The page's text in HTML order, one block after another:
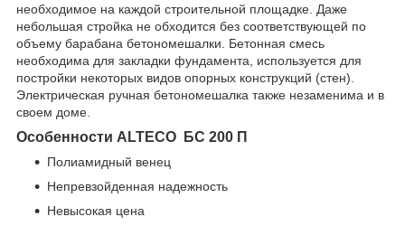
необходимое на каждой строительной площадке. Даже
небольшая стройка не обходится без соответствующей по
объему барабана бетономешалки. Бетонная смесь
необходима для закладки фундамента, используется для
постройки некоторых видов опорных конструкций (стен).
Электрическая ручная бетономешалка также незаменима и в
своем доме.
Особенности ALTECO БС 200 П
Полиамидный венец
Непревзойденная надежность
Невысокая цена